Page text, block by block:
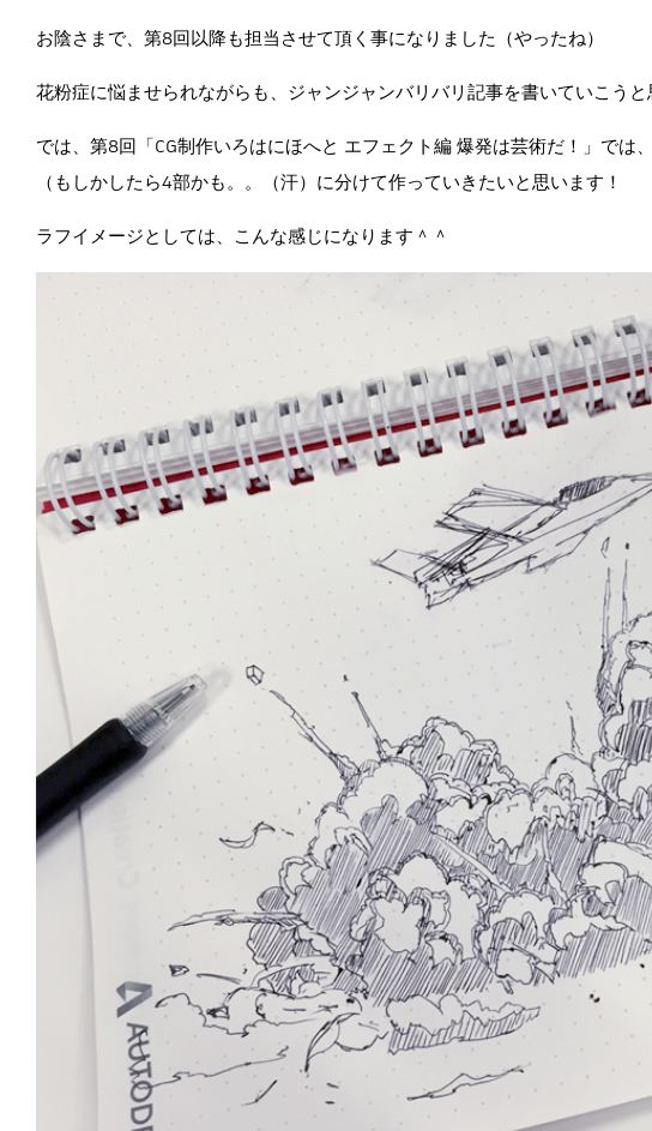
お陰さまで、第8回以降も担当させて頂く事になりました（やったね）
花粉症に悩ませられながらも、ジャンジャンバリバリ記事を書いていこうと
では、第8回「CG制作いろはにほへと エフェクト編 爆発は芸術だ！」で
（もしかしたら4部かも。。（汗）に分けて作っていきたいと思います！
ラフイメージとしては、こんな感じになります＾＾